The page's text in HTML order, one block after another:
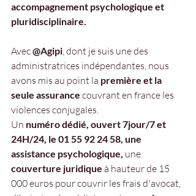
accompagnement psychologique et
pluridisciplinaire.
Avec @Agipi, dont je suis une des
administratrices indépendantes, nous
avons mis au point la première et la
seule assurance couvrant en france les
violences conjugales.
Un numéro dédié, ouvert 7jour/7 et
24H/24, le 01 55 92 24 58, une
assistance psychologique, une
couverture juridique à hauteur de 15
000 euros pour couvrir les frais d'avocat,